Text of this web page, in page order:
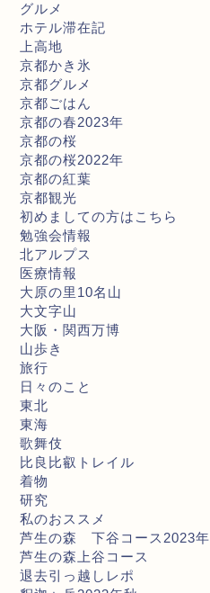
グルメ
ホテル滞在記
上高地
京都かき氷
京都グルメ
京都ごはん
京都の春2023年
京都の桜
京都の桜2022年
京都の紅葉
京都観光
初めましての方はこちら
勉強会情報
北アルプス
医療情報
大原の里10名山
大文字山
大阪・関西万博
山歩き
旅行
日々のこと
東北
東海
歌舞伎
比良比叡トレイル
着物
研究
私のおススメ
芦生の森 下谷コース2023年
芦生の森上谷コース
退去引っ越しレポ